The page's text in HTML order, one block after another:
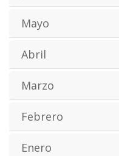
Mayo
Abril
Marzo
Febrero
Enero